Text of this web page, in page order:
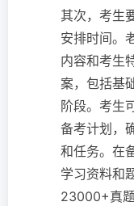
其次，考生
安排时间。
内容和考生
案，包括基
阶段。考生
备考计划，
和任务。在
学习资料和
23000+真